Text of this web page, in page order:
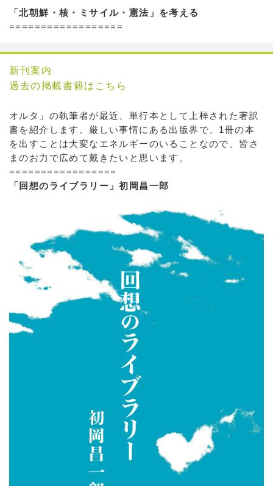
「北朝鮮・核・ミサイル・憲法」を考える
==================
新刊案内
過去の掲載書籍はこちら
オルタ」の執筆者が最近、単行本として上梓された著訳
書を紹介します。厳しい事情にある出版界で、1冊の本
を出すことは大変なエネルギーのいることなので、皆さ
まのお力で広めて戴きたいと思います。
=================
「回想のライブラリー」初岡昌一郎